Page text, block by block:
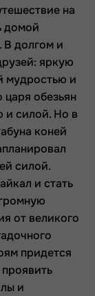
на
домой
В долгом и
яркую
мудростью и
обезьян
и силой. Но в
коней
силой.
и стать
от великого
придется
и